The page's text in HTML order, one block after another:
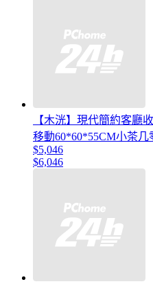
【木洸】現代簡約客廳
移動60*60*55CM小茶几
$5,046
$6,046